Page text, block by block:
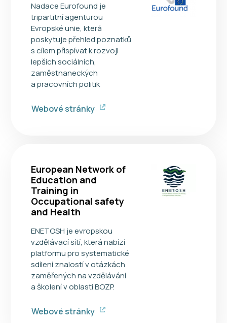
Nadace Eurofound je
tripartitní agenturou
Evropské unie, která
poskytuje přehled poznatků
s cílem přispívat k rozvoji
lepších sociálních,
zaměstnaneckých
a pracovních politik
Webové stránky
European Network of
Education and
Training in
Occupational safety
and Health
ENETOSH je evropskou
vzdělávací sítí, která nabízí
platformu pro systematické
sdílení znalostí v otázkách
zaměřených na vzdělávání
a školení v oblasti BOZP.
Webové stránky